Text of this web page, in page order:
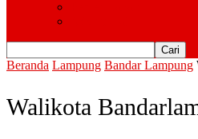
Beranda Lampung Bandar Lampung
Walikota